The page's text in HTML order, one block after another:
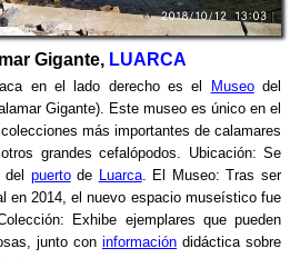
Gigante, LUARCA
en el lado derecho es el Museodel
Gigante). Este museo es único en el
más importantes de calamares
grandes cefalópodos. Ubicación: Se
puertode Luarca. El Museo: Tras ser
en 2014, el nuevo espacio museístico fue
Exhibe ejemplares que pueden
junto con información didáctica sobre